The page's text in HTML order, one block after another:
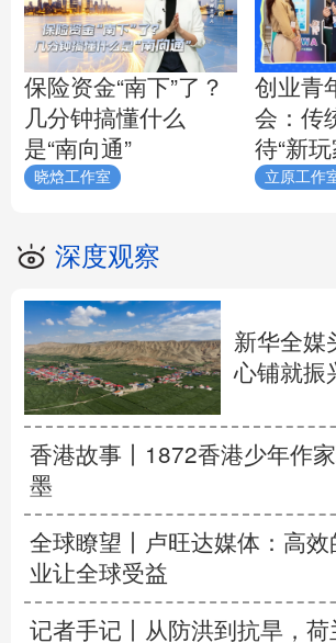
保险资金“南下”了？
几分钟搞懂什么
是“南向通”
晓焓工作室
创业青
会：传
待“新玩
立原工作
深度观察
新华全媒
心铺就振
香港故事丨
1872香港少年作
墨
全球瞭望丨卢旺达媒体：高效
业让全球受益
记者手记丨从防洪到抗旱，荷